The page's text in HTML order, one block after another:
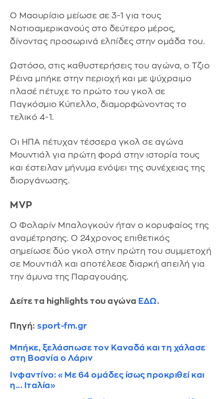
Ο Μαουρίσιο μείωσε σε 3-1 για τους
Νοτιοαμερικανούς στο δεύτερο μέρος,
δίνοντας προσωρινά ελπίδες στην ομάδα του.
Ωστόσο, στις καθυστερήσεις του αγώνα, ο Τζιο
Ρέινα μπήκε στην περιοχή και με ψύχραιμο
πλασέ πέτυχε το πρώτο του γκολ σε
Παγκόσμιο Κύπελλο, διαμορφώνοντας το
τελικό 4-1.
Οι ΗΠΑ πέτυχαν τέσσερα γκολ σε αγώνα
Μουντιάλ για πρώτη φορά στην ιστορία τους
και έστειλαν μήνυμα ενόψει της συνέχειας της
διοργάνωσης.
MVP
Ο Φολαρίν Μπαλογκούν ήταν ο κορυφαίος της
αναμέτρησης. Ο 24χρονος επιθετικός
σημείωσε δύο γκολ στην πρώτη του συμμετοχή
σε Μουντιάλ και αποτέλεσε διαρκή απειλή για
την άμυνα της Παραγουάης.
Δείτε τα highlights του αγώνα ΕΔΩ.
Πηγή: sport-fm.gr
Μπήκε, ξελάσπωσε τον Καναδά και τη χάλασε
στη Βοσνία ο Λάριν
Ινφαντίνο: «Με 64 ομάδες ίσως προκριθεί και
η... Ιταλία»